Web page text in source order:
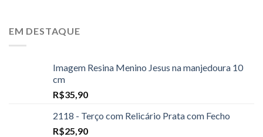
EM DESTAQUE
Imagem Resina Menino Jesus na manjedoura 10
cm
R$35,90
2118 - Terço com Relicário Prata com Fecho
R$25,90